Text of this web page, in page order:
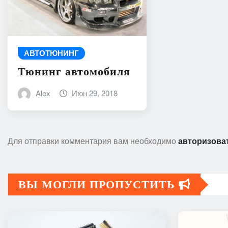
АВТОТЮНИНГ
Тюнинг автомобиля
Alex Июн 29, 2018
Для отправки комментария вам необходимо
ВЫ МОГЛИ ПРОПУСТИТЬ